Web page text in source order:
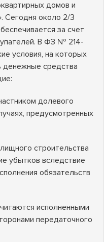
домов и
Сегодня около 2/3
за счет
В ФЗ № 214-
условия, на которых
денежные средства
долевого
предусмотренных
строительства
убытков вследствие
обязательств
исполненными
передаточного